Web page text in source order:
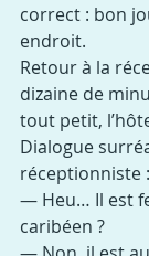
correct : bon
endroit.
Retour à la
dizaine de
tout petit,
Dialogue
réceptionniste :
— Heu… Il est
caribéen ?